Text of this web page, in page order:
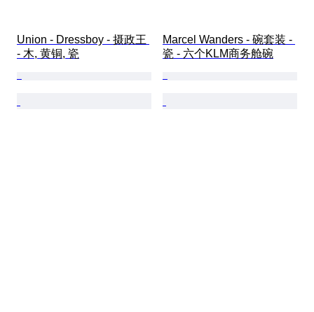
Union - Dressboy - 摄政王
- 木, 黄铜, 瓷
Marcel Wanders - 碗套装 -
瓷 - 六个KLM商务舱碗